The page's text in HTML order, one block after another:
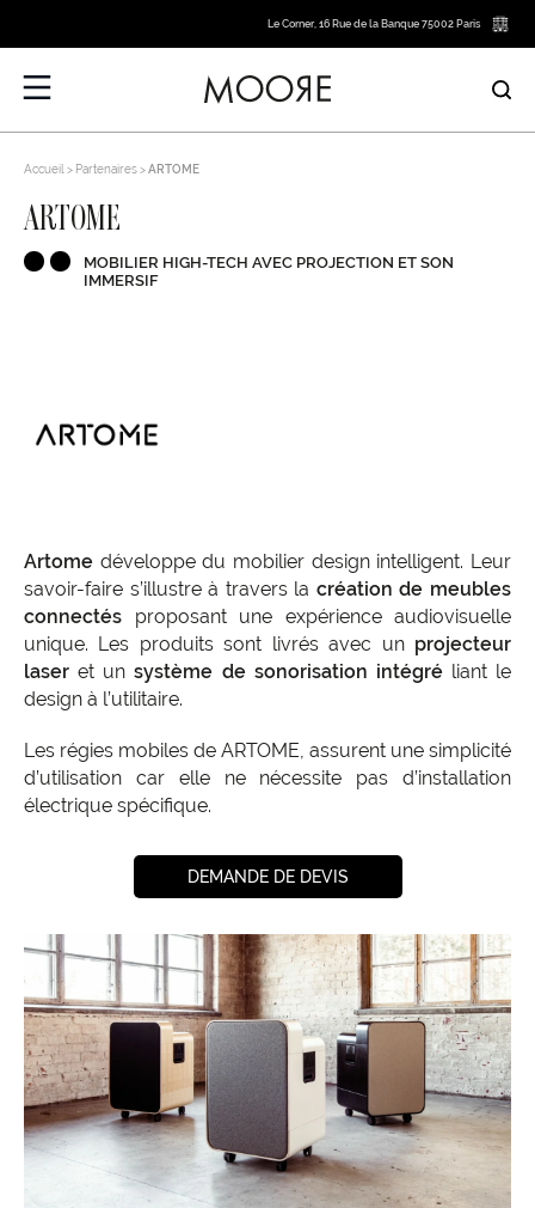
Le Corner, 16 Rue de la Banque 75002 Paris
Accueil Partenaires ARTOME
ARTOME
MOBILIER HIGH-TECH AVEC PROJECTION ET SON
IMMERSIF
Artome développe du mobilier design intelligent. Leur
savoir-faire s’illustre à travers la création de meubles
connectés proposant une expérience audiovisuelle
unique. Les produits sont livrés avec un projecteur
laser et unsystème de sonorisation intégréliant le
design à l’utilitaire.
Les régies mobiles de ARTOME, assurent une simplicité
d’utilisation car elle ne nécessite pas d’installation
électrique spécifique.
DEMANDE DE DEVIS